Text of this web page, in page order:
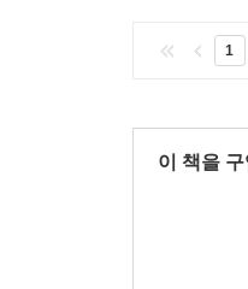
1
이 책을